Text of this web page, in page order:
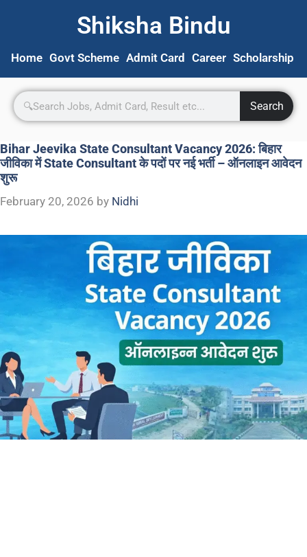
Shiksha Bindu
Home Govt Scheme Admit Card Career Scholarship
Search
Bihar Jeevika State Consultant Vacancy 2026: बिहार
जीविका में State Consultant के पदों पर नई भर्ती – ऑनलाइन आवेदन
शुरू
February 20, 2026 by Nidhi